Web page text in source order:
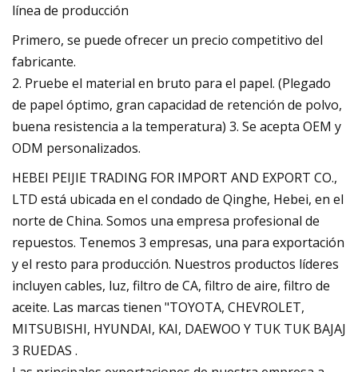
línea de producción
Primero, se puede ofrecer un precio competitivo del
fabricante.
2. Pruebe el material en bruto para el papel. (Plegado
de papel óptimo, gran capacidad de retención de polvo,
buena resistencia a la temperatura) 3. Se acepta OEM y
ODM personalizados.
HEBEI PEIJIE TRADING FOR IMPORT AND EXPORT CO.,
LTD está ubicada en el condado de Qinghe, Hebei, en el
norte de China. Somos una empresa profesional de
repuestos. Tenemos 3 empresas, una para exportación
y el resto para producción. Nuestros productos líderes
incluyen cables, luz, filtro de CA, filtro de aire, filtro de
aceite. Las marcas tienen "TOYOTA, CHEVROLET,
MITSUBISHI, HYUNDAI, KAI, DAEWOO Y TUK TUK BAJAJ
3 RUEDAS .